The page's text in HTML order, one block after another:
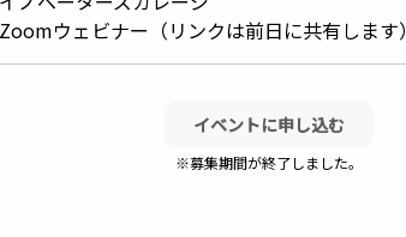
ウェビナー（リンクは前日に共有します）
イベントに申し込む
※募集期間が終了しました。